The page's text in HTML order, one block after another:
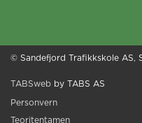
© Sandefjord Trafikkskole AS,
TABSweb by TABS AS
Personvern
Teoritentamen